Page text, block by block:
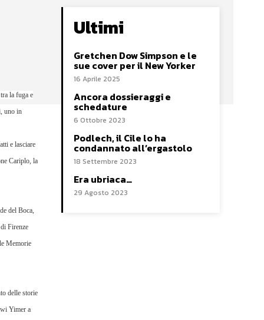
la fuga e
uno in
e lasciare
Cariplo, la
del Boca,
Firenze
Memorie
delle storie
Yimer a
Ultimi
Gretchen Dow Simpson e le
sue cover per il New Yorker
16 Aprile 2025
Ancora dossieraggi e
schedature
6 Ottobre 2023
Podlech, il Cile lo ha
condannato all’ergastolo
18 Settembre 2023
Era ubriaca…
29 Agosto 2023